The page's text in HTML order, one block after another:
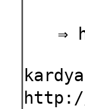
◇投
⇒